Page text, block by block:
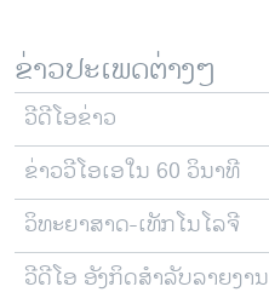
ລາຍການກະຈາຍສຽງ
ລາຍງານ
ຕິດຕາມພວກເຮົາ ທີ່
ພາສາຕ່າງໆ
ຂ່າວປະເພດຕ່າງໆ
ວີດີໂອຂ່າວ
ຂ່າວວີໂອເອໃນ 60 ວິນາທີ
ວິທະຍາສາດ-ເທັກໂນໂລຈີ
ວີດີໂອ ອັງກິດສຳລັບລາຍງານ